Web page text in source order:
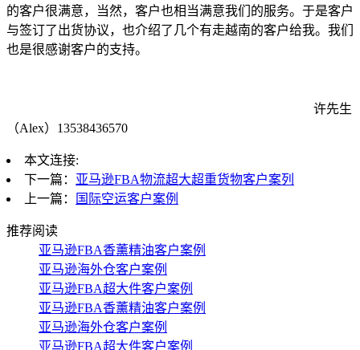
的客户很满意，当然，客户也相当满意我们的服务。于是客户
与签订了出货协议，也介绍了几个有走越南的客户给我。我们
也是很感谢客户的支持。
许先生
（Alex） 13538436570
本文连接:
下一篇： 亚马逊FBA物流超大超重货物客户案列
上一篇：
国际空运客户案例
推荐阅读
亚马逊FBA香薰精油客户案例
亚马逊海外仓客户案例
亚马逊FBA超大件客户案例
亚马逊FBA香薰精油客户案例
亚马逊海外仓客户案例
亚马逊FBA超大件客户案例